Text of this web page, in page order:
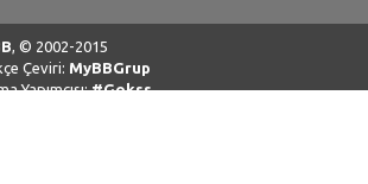
, © 2002-2015
Çeviri: MyBBGrup
Yapımcısı:#Gokss